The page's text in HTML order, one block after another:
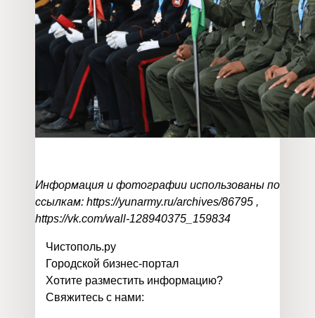
Информация и фотографии использованы по
ссылкам: https://yunarmy.ru/archives/86795 ,
https://vk.com/wall-128940375_159834
Чистополь.ру
Городской бизнес-портал
Хотите разместить информацию?
Свяжитесь с нами: